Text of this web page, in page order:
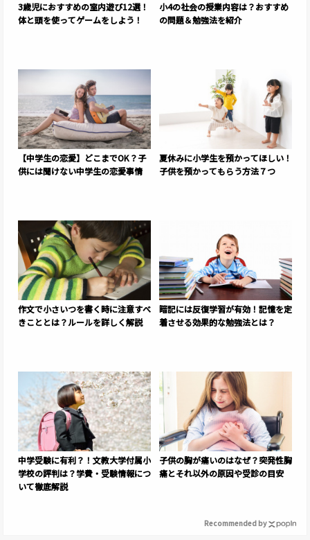
3歳児におすすめの室内遊び12選！
体と頭を使ってゲームをしよう！
小4の社会の授業内容は？おすすめ
の問題＆勉強法を紹介
【中学生の恋愛】どこまでOK？子
供には聞けない中学生の恋愛事情
夏休みに小学生を預かってほしい！
子供を預かってもらう方法７つ
作文で小さいつを書く時に注意すべ
きこととは？ルールを詳しく解説
暗記には反復学習が有効！記憶を定
着させる効果的な勉強法とは？
中学受験に有利？！文教大学付属小
学校の評判は？学費・受験情報につ
いて徹底解説
子供の胸が痛いのはなぜ？突発性胸
痛とそれ以外の原因や受診の目安
Recommended by